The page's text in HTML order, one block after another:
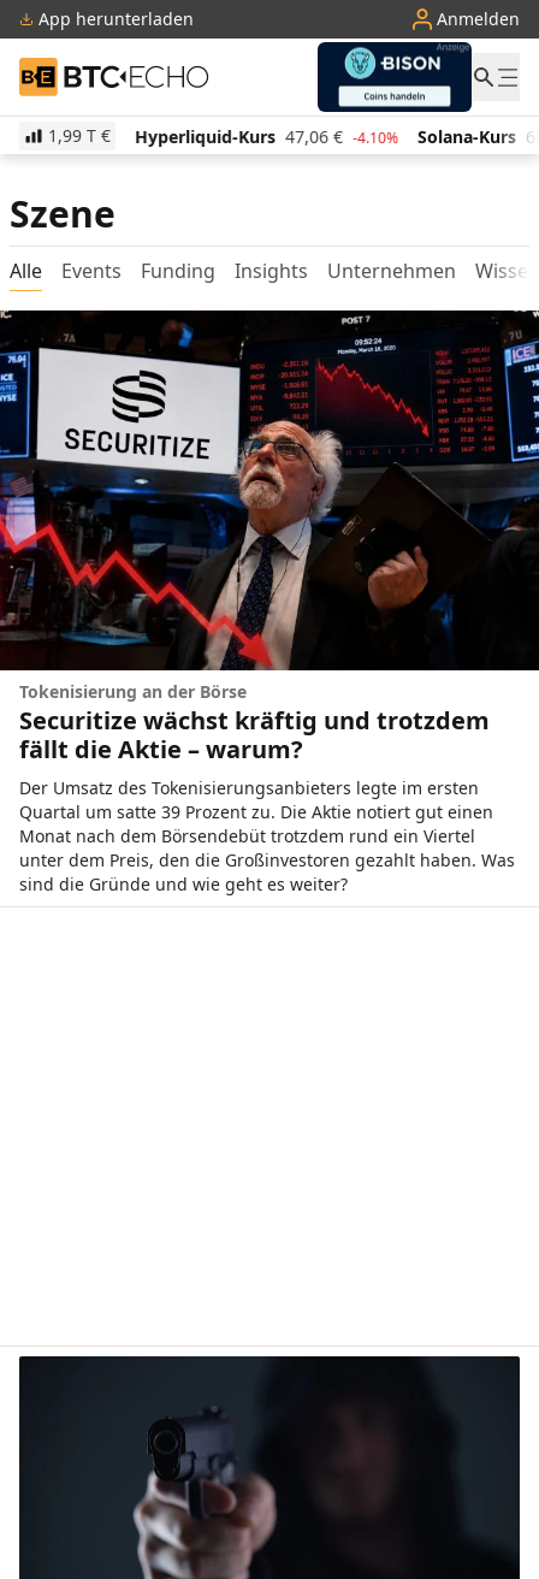
App herunterladen Anmelden
BTC-ECHO
1,99 T €
0.80% Hyperliquid-Kurs 47,06 € -4.10% Solana-Kurs 65,23 €
Szene
Alle Events Funding Insights Unternehmen Wissen
Tokenisierung an der Börse
Securitize wächst kräftig und trotzdem
fällt die Aktie – warum?
Der Umsatz des Tokenisierungsanbieters legte im ersten
Quartal um satte 39 Prozent zu. Die Aktie notiert gut einen
Monat nach dem Börsendebüt trotzdem rund ein Viertel
unter dem Preis, den die Großinvestoren gezahlt haben. Was
sind die Gründe und wie geht es weiter?